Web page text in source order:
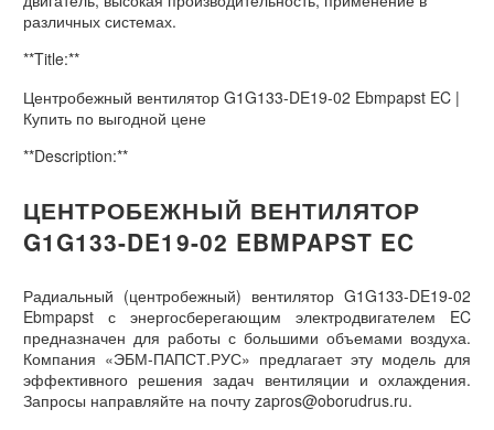
различных системах.
**Title:**
Центробежный вентилятор G1G133-DE19-02 Ebmpapst EC |
Купить по выгодной цене
**Description:**
ЦЕНТРОБЕЖНЫЙ ВЕНТИЛЯТОР
G1G133-DE19-02 EBMPAPST EC
Радиальный (центробежный) вентилятор G1G133-DE19-02
Ebmpapst с энергосберегающим электродвигателем EC
предназначен для работы с большими объемами воздуха.
Компания «ЭБМ-ПАПСТ.РУС» предлагает эту модель для
эффективного решения задач вентиляции и охлаждения.
Запросы направляйте на почту zapros@oborudrus.ru.